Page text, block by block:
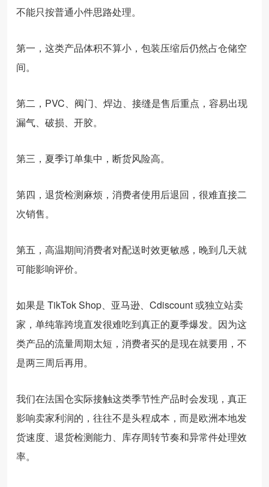
不能只按普通小件思路处理。
第一，这类产品体积不算小，包装压缩后仍然占仓储空
间。
第二，PVC、阀门、焊边、接缝是售后重点，容易出现
漏气、破损、开胶。
第三，夏季订单集中，断货风险高。
第四，退货检测麻烦，消费者使用后退回，很难直接二
次销售。
第五，高温期间消费者对配送时效更敏感，晚到几天就
可能影响评价。
如果是 TikTok Shop、亚马逊、Cdiscount 或独立站卖
家，单纯靠跨境直发很难吃到真正的夏季爆发。因为这
类产品的流量周期太短，消费者买的是现在就要用，不
是两三周后再用。
我们在法国仓实际接触这类季节性产品时会发现，真正
影响卖家利润的，往往不是头程成本，而是欧洲本地发
货速度、退货检测能力、库存周转节奏和异常件处理效
率。